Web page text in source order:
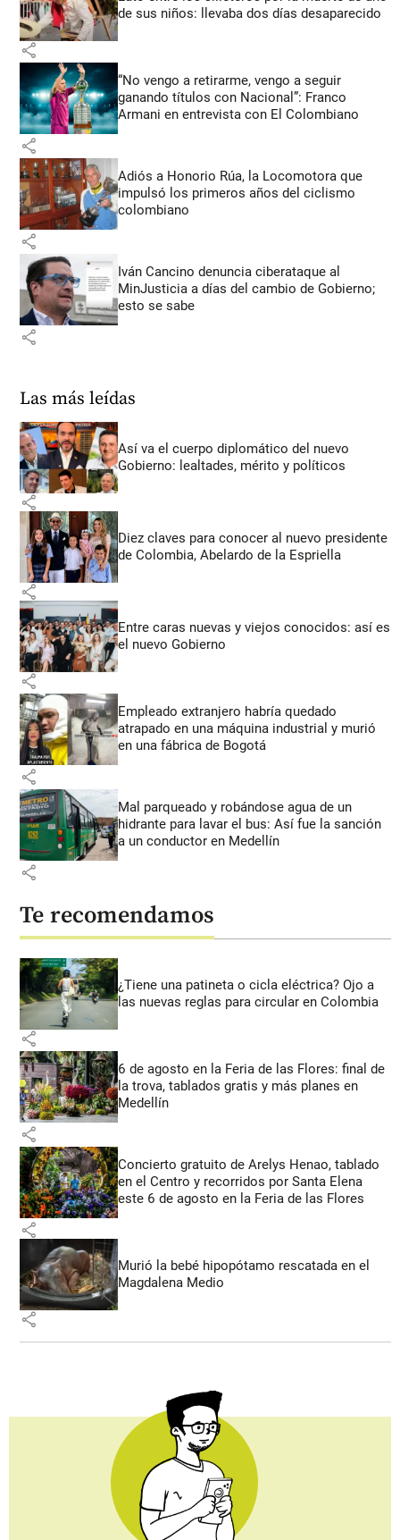
de sus niños: llevaba dos días desaparecido
share
“No vengo a retirarme, vengo a seguir
ganando títulos con Nacional”: Franco
Armani en entrevista con El Colombiano
share
Adiós a Honorio Rúa, la Locomotora que
impulsó los primeros años del ciclismo
colombiano
share
Iván Cancino denuncia ciberataque al
MinJusticia a días del cambio de Gobierno;
esto se sabe
share
Las más leídas
Así va el cuerpo diplomático del nuevo
Gobierno: lealtades, mérito y políticos
share
Diez claves para conocer al nuevo presidente
de Colombia, Abelardo de la Espriella
share
Entre caras nuevas y viejos conocidos: así es
el nuevo Gobierno
share
Empleado extranjero habría quedado
atrapado en una máquina industrial y murió
en una fábrica de Bogotá
share
Mal parqueado y robándose agua de un
hidrante para lavar el bus: Así fue la sanción
a un conductor en Medellín
share
Te recomendamos
¿Tiene una patineta o cicla eléctrica? Ojo a
las nuevas reglas para circular en Colombia
share
6 de agosto en la Feria de las Flores: final de
la trova, tablados gratis y más planes en
Medellín
share
Concierto gratuito de Arelys Henao, tablado
en el Centro y recorridos por Santa Elena
este 6 de agosto en la Feria de las Flores
share
Murió la bebé hipopótamo rescatada en el
Magdalena Medio
share